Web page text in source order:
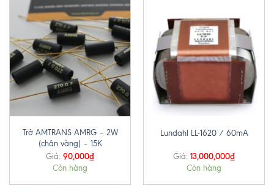
Trở AMTRANS AMRG – 2W
(chân vàng) – 15K
Giá: 90,000₫
Còn hàng
Lundahl LL-1620 / 60mA
Giá: 13,000,000₫
Còn hàng